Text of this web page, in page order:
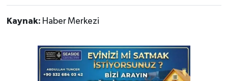
Kaynak: Haber Merkezi